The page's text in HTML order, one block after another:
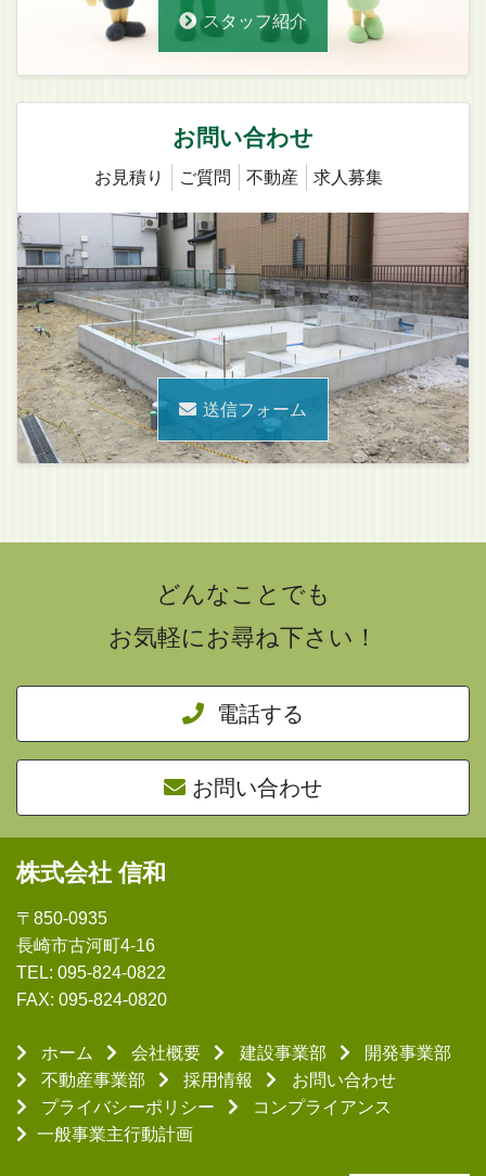
スタッフ紹介
お問い合わせ
お見積り ご質問 不動産 求人募集
送信フォーム
どんなことでも
お気軽にお尋ね下さい！
電話する
お問い合わせ
株式会社 信和
〒850-0935
長崎市古河町4-16
TEL: 095-824-0822
FAX: 095-824-0820
ホーム 会社概要 建設事業部
開発事業部
不動産事業部
採用情報
お問い合わせ
プライバシーポリシー
コンプライアンス
一般事業主行動計画